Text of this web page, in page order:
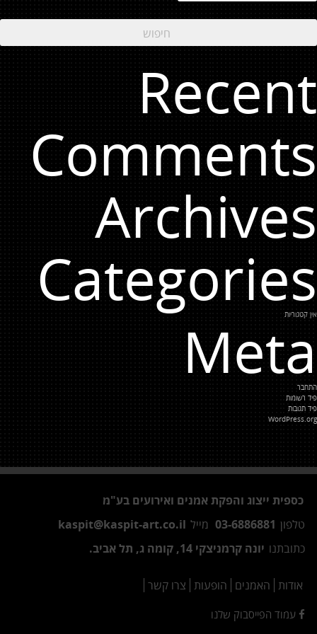
Recent
Comments
Archives
Categories
אין קטגוריות
Meta
התחבר
פיד רשומות
פיד תגובות
WordPress.org
כספית ייצוג והפקת אמנים ואירועים בע"מ
טלפון 03-6886881 מייל kaspit@kaspit-art.co.il
כתובתנו יונה קרמניצקי 14, קומה ג, תל אביב.
אודות האמנים הופעות צרו קשר
עמוד הפייסבוק שלנו